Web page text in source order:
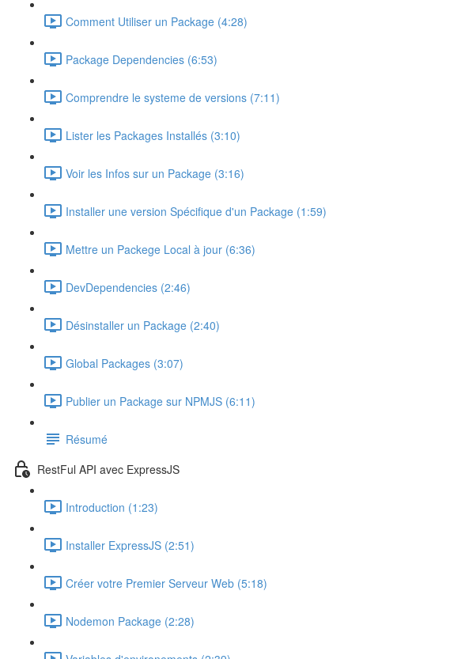
Comment Utiliser un Package (4:28)
Package Dependencies (6:53)
Comprendre le systeme de versions (7:11)
Lister les Packages Installés (3:10)
Voir les Infos sur un Package (3:16)
Installer une version Spécifique d'un Package (1:59)
Mettre un Packege Local à jour (6:36)
DevDependencies (2:46)
Désinstaller un Package (2:40)
Global Packages (3:07)
Publier un Package sur NPMJS (6:11)
Résumé
RestFul API avec ExpressJS
Introduction (1:23)
Installer ExpressJS (2:51)
Créer votre Premier Serveur Web (5:18)
Nodemon Package (2:28)